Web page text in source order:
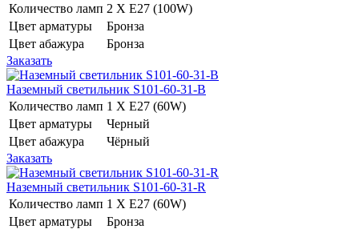
Количество ламп 2 Х E27 (100W)
Цвет арматуры
Бронза
Цвет абажура
Бронза
Заказать
Наземный светильник S101-60-31-B
Количество ламп 1 Х E27 (60W)
Цвет арматуры
Черный
Цвет абажура
Чёрный
Заказать
Наземный светильник S101-60-31-R
Количество ламп 1 Х E27 (60W)
Цвет арматуры
Бронза